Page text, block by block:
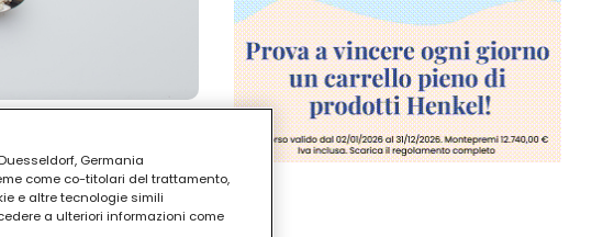
Germania
come co-titolari del trattamento,
e altre tecnologie simili
a ulteriori informazioni come